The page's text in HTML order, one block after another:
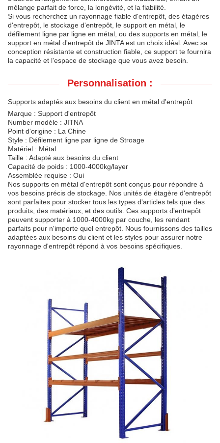
mélange parfait de force, la longévité, et la fiabilité.
Si vous recherchez un rayonnage fiable d'entrepôt, des étagères
d'entrepôt, le stockage d'entrepôt, le support en métal, le
défilement ligne par ligne en métal, ou des supports en métal, le
support en métal d'entrepôt de JINTA est un choix idéal. Avec sa
conception résistante et construction fiable, ce support te fournira
la capacité et l'espace de stockage que vous avez besoin.
Personnalisation :
Supports adaptés aux besoins du client en métal d'entrepôt
Marque : Support d'entrepôt
Number modèle : JITNA
Point d'origine : La Chine
Style : Défilement ligne par ligne de Stroage
Matériel : Métal
Taille : Adapté aux besoins du client
Capacité de poids : 1000-4000kg/layer
Assemblée requise : Oui
Nos supports en métal d'entrepôt sont conçus pour répondre à
vos besoins précis de stockage. Nos unités de étagère d'entrepôt
sont parfaites pour stocker tous les types d'articles tels que des
produits, des matériaux, et des outils. Ces supports d'entrepôt
peuvent supporter à 1000-4000kg par couche, les rendant
parfaits pour n'importe quel entrepôt. Nous fournissons des tailles
adaptées aux besoins du client et les styles pour assurer notre
rayonnage d'entrepôt répond à vos besoins spécifiques.